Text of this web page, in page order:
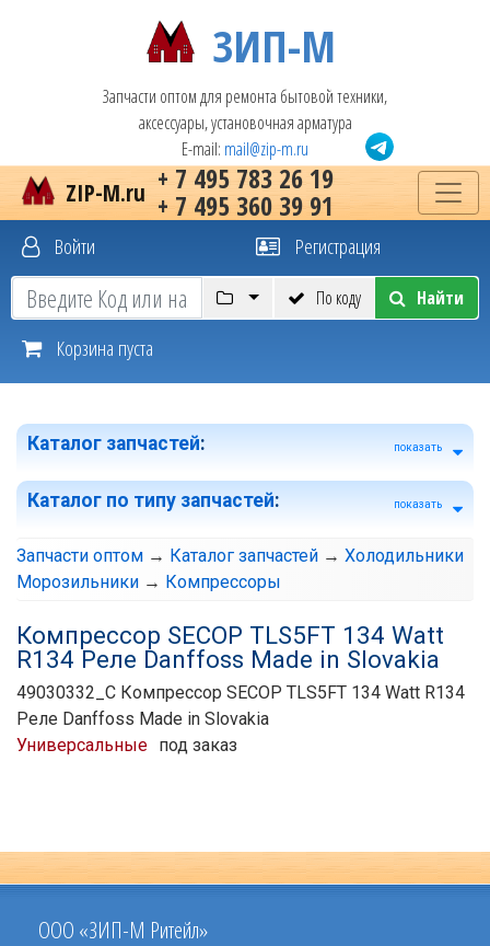
ЗИП-М
Запчасти оптом для ремонта бытовой техники,
аксессуары, установочная арматура
E-mail: mail@zip-m.ru
+ 7 495 783 26 19
+ 7 495 360 39 91
ZIP-M.ru
Войти Регистрация
По коду Найти
Корзина пуста
Каталог запчастей: показать
Каталог по типу запчастей: показать
Запчасти оптом → Каталог запчастей → Холодильники
Морозильники → Компрессоры
Компрессор SECOP TLS5FT 134 Watt
R134 Реле Danffoss Made in Slovakia
49030332_C Компрессор SECOP TLS5FT 134 Watt R134
Реле Danffoss Made in Slovakia
Универсальные под заказ
ООО «ЗИП-М Ритейл»